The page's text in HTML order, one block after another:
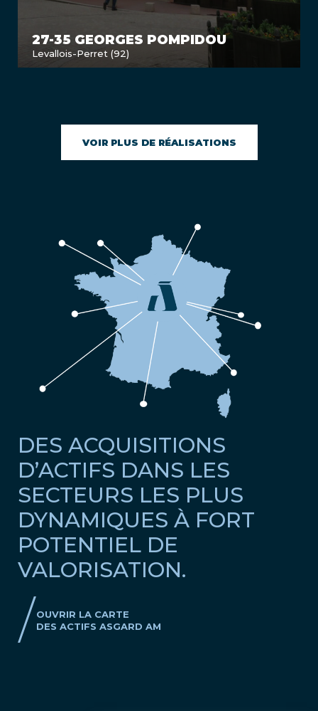
27-35 GEORGES POMPIDOU
Levallois-Perret (92)
VOIR PLUS DE RÉALISATIONS
DES ACQUISITIONS
D’ACTIFS DANS LES
SECTEURS LES PLUS
DYNAMIQUES À FORT
POTENTIEL DE
VALORISATION.
OUVRIR LA CARTE
DES ACTIFS ASGARD AM